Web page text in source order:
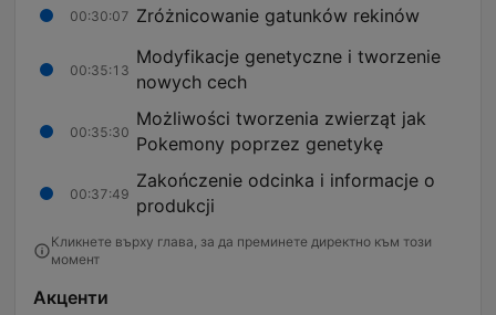
00:30:07 Zróżnicowanie gatunków rekinów
00:35:13
Modyfikacje genetyczne i tworzenie
nowych cech
00:35:30
Możliwości tworzenia zwierząt jak
Pokemony poprzez genetykę
00:37:49
Zakończenie odcinka i informacje o
produkcji
Кликнете върху глава, за да преминете директно към този
момент
Акценти